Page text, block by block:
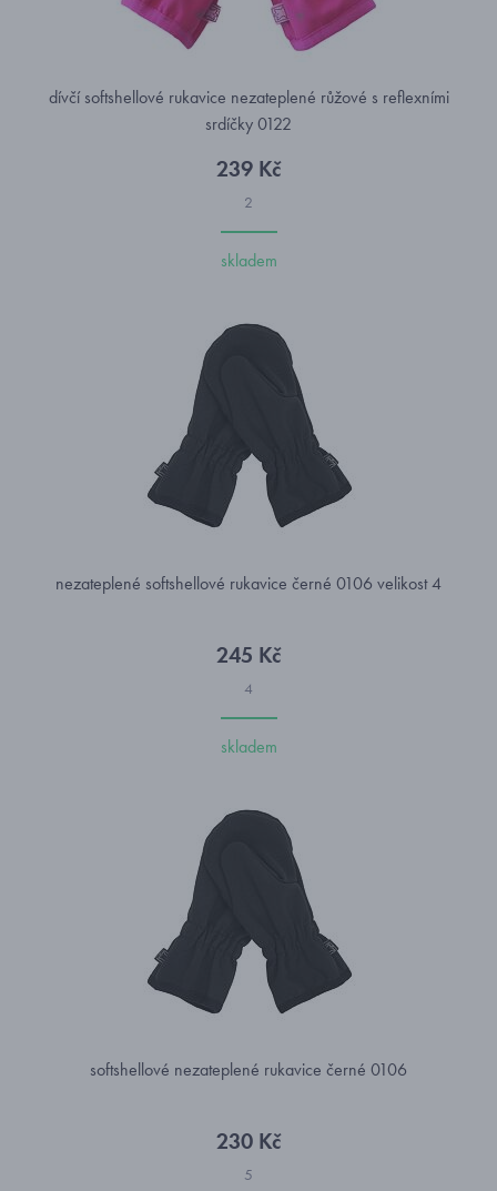
dívčí softshellové rukavice nezateplené růžové s reflexními
srdíčky 0122
239 Kč
2
skladem
nezateplené softshellové rukavice černé 0106 velikost 4
245 Kč
4
skladem
softshellové nezateplené rukavice černé 0106
230 Kč
5